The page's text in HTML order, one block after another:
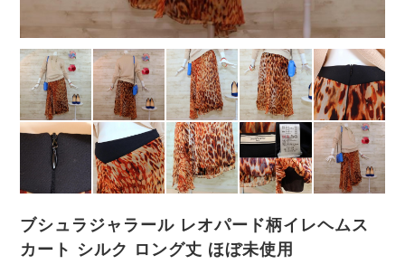
ブシュラジャラール レオパード柄イレヘムス
カート シルク ロング丈 ほぼ未使用